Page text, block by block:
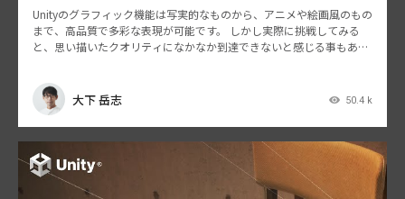
Unityのグラフィック機能は写実的なものから、アニメや絵画風のもの
まで、高品質で多彩な表現が可能です。 しかし実際に挑戦してみる
と、思い描いたクオリティになかなか到達できないと感じる事もある
大下 岳志 50.4 k